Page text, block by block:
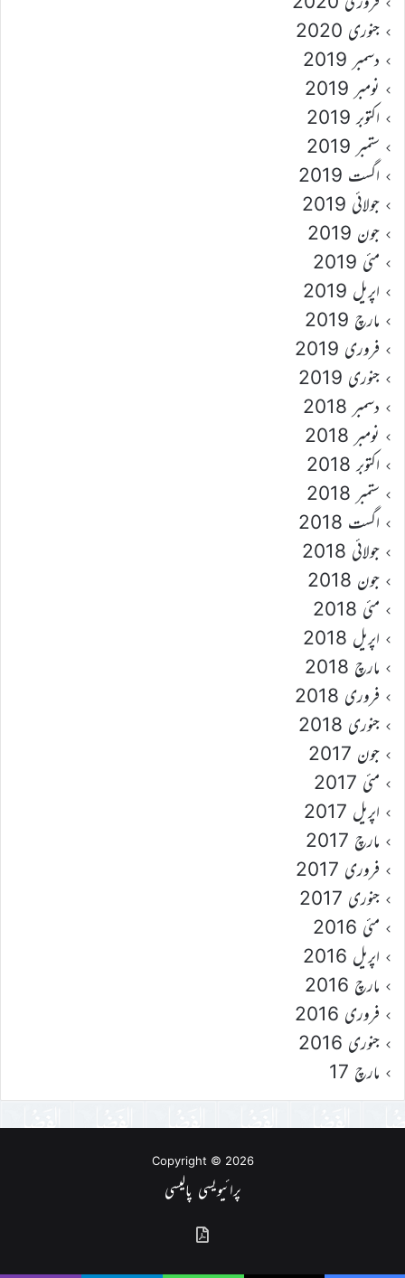
جنوری 2020
دسمبر 2019
نومبر 2019
اکتوبر 2019
ستمبر 2019
اگست 2019
جولائی 2019
جون 2019
مئی 2019
اپریل 2019
مارچ 2019
فروری 2019
جنوری 2019
دسمبر 2018
نومبر 2018
اکتوبر 2018
ستمبر 2018
اگست 2018
جولائی 2018
جون 2018
مئی 2018
اپریل 2018
مارچ 2018
فروری 2018
جنوری 2018
جون 2017
مئی 2017
اپریل 2017
مارچ 2017
فروری 2017
جنوری 2017
مئی 2016
اپریل 2016
مارچ 2016
فروری 2016
جنوری 2016
مارچ 17
Copyright © 2026
پرائیویسی پالیسی
گذشتہ